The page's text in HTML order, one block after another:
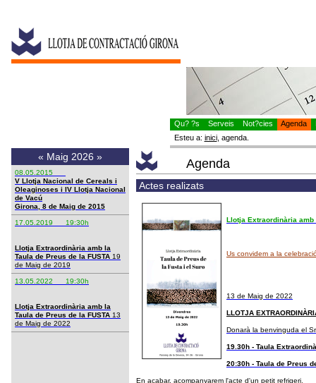
Qu? ?s Serveis Not?cies Agenda
Esteu a: inici, agenda.
« Maig 2026 »
08.05.2015
V Llotja Nacional de Cereals i
Oleaginoses i IV Llotja Nacional
de Vacú
Girona, 8 de Maig de 2015
17.05.2019 19:30h
Llotja Extraordinària amb la
Taula de Preus de la FUSTA 19
de Maig de 2019
13.05.2022 19:30h
Llotja Extraordinària amb la
Taula de Preus de la FUSTA 13
de Maig de 2022
Agenda
Actes realizats
Llotja Extraordinària amb
Us convidem a la
13 de Maig de 2022
LLOTJA
Donarà la benvinguda el
19.30h - Taula
20:30h - Taula de Preus
En acabar, acompanyarem l'acte d'un petit refrigeri.